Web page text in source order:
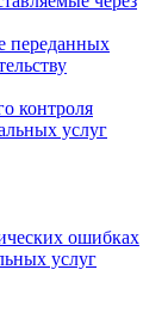
переданных
контроля
услуг
ошибках
услуг